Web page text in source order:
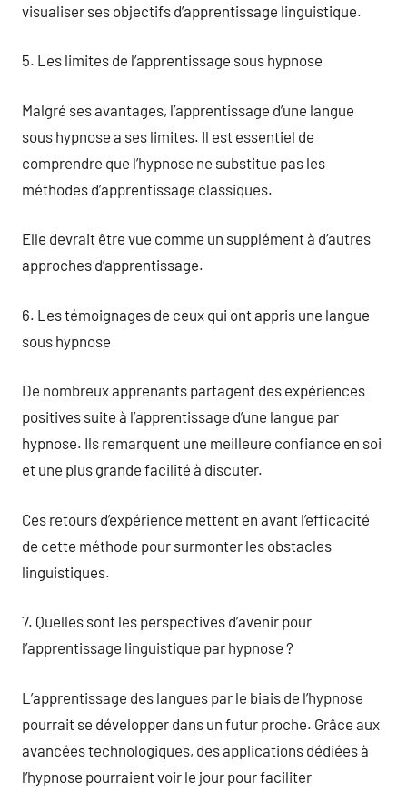
visualiser ses objectifs d’apprentissage linguistique.
5. Les limites de l’apprentissage sous hypnose
Malgré ses avantages, l’apprentissage d’une langue
sous hypnose a ses limites. Il est essentiel de
comprendre que l’hypnose ne substitue pas les
méthodes d’apprentissage classiques.
Elle devrait être vue comme un supplément à d’autres
approches d’apprentissage.
6. Les témoignages de ceux qui ont appris une langue
sous hypnose
De nombreux apprenants partagent des expériences
positives suite à l’apprentissage d’une langue par
hypnose. Ils remarquent une meilleure confiance en soi
et une plus grande facilité à discuter.
Ces retours d’expérience mettent en avant l’efficacité
de cette méthode pour surmonter les obstacles
linguistiques.
7. Quelles sont les perspectives d’avenir pour
l’apprentissage linguistique par hypnose ?
L’apprentissage des langues par le biais de l’hypnose
pourrait se développer dans un futur proche. Grâce aux
avancées technologiques, des applications dédiées à
l’hypnose pourraient voir le jour pour faciliter